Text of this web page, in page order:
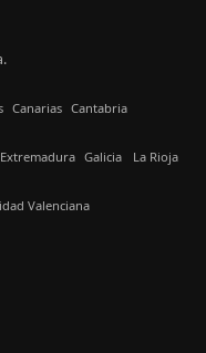
Canarias Cantabria
Extremadura Galicia La Rioja
Valenciana